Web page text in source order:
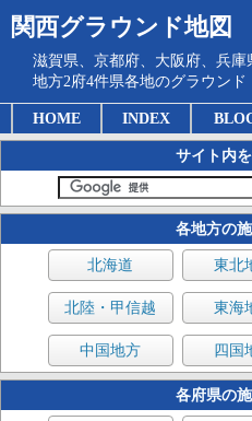
関西グラウンド地図
滋賀県、京都府、大阪府、兵
地方2府4件県各地のグラウンド
HOME INDEX
サイト内
各地方の
北海道 東北
北陸・甲信越 東海
中国地方 四国
各府県の